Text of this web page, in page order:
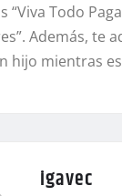
“Viva Todo
Además, te
hijo mientras
igavec